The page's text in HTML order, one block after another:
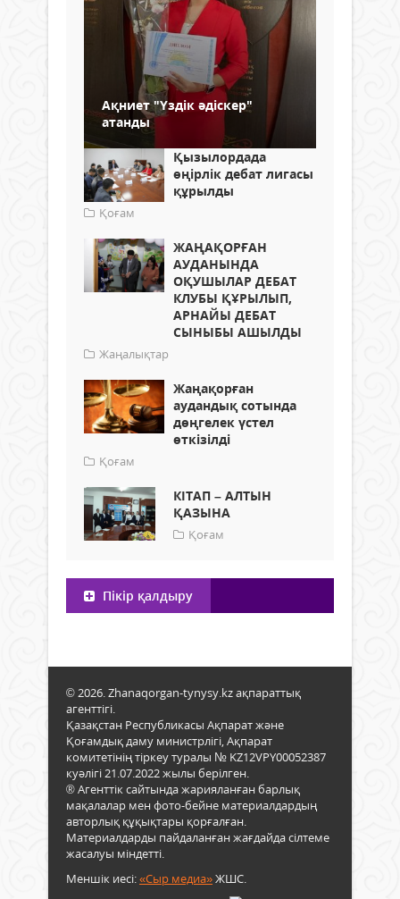
Ақниет "Үздік әдіскер"
атанды
Қызылордада
өңірлік дебат лигасы
құрылды
Қоғам
ЖАҢАҚОРҒАН
АУДАНЫНДА
ОҚУШЫЛАР ДЕБАТ
КЛУБЫ ҚҰРЫЛЫП,
АРНАЙЫ ДЕБАТ
СЫНЫБЫ АШЫЛДЫ
Жаңалықтар
Жаңақорған
аудандық сотында
дөңгелек үстел
өткізілді
Қоғам
КІТАП – АЛТЫН
ҚАЗЫНА
Қоғам
Пікір қалдыру
© 2026. Zhanaqorgan-tynysy.kz ақпараттық
агенттігі.
Қазақстан Республикасы Ақпарат және
Қоғамдық даму министрлігі, Ақпарат
комитетінің тіркеу туралы № KZ12VPY00052387
куәлігі 21.07.2022 жылы берілген.
® Агенттік сайтында жарияланған барлық
мақалалар мен фото-бейне материалдардың
авторлық құқықтары қорғалған.
Материалдарды пайдаланған жағдайда сілтеме
жасалуы міндетті.
Меншік иесі:«Сыр медиа»ЖШС.